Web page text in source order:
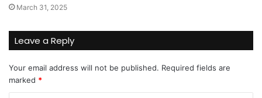
March 31, 2025
Leave a Reply
Your email address will not be published. Required fields are
marked *